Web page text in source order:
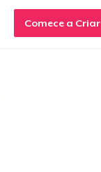
Comece a Criar